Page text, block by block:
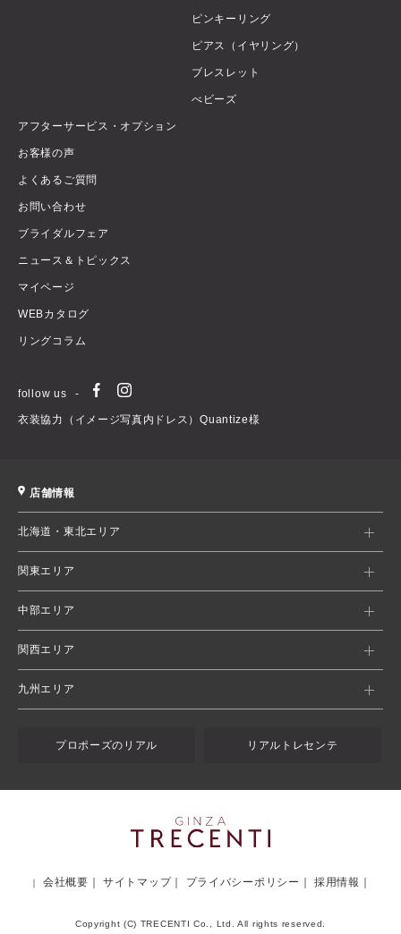
ピンキーリング
ピアス（イヤリング）
ブレスレット
べビーズ
アフターサービス・オプション
お客様の声
よくあるご質問
お問い合わせ
ブライダルフェア
ニュース＆トピックス
マイページ
WEBカタログ
リングコラム
follow us
衣装協力（イメージ写真内ドレス）Quantize様
店舗情報
北海道・東北エリア
関東エリア
中部エリア
関西エリア
九州エリア
プロポーズのリアル リアルトレセンテ
会社概要 サイトマップ プライバシーポリシー 採用情報
Copyright (C) TRECENTI Co., Ltd. All rights reserved.